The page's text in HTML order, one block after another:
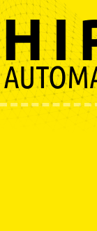
Przejdź
do
treści